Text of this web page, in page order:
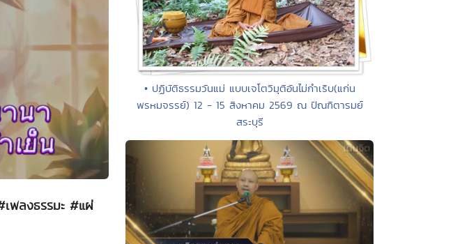
เพลงธรรมะ #แผ่
• ปฏิบัติธรรมวันแม่ แบบเจโตวิมุติอันไม่กำเริบ(แก่น
พรหมจรรย์) 12 - 15 สิงหาคม 2569 ณ ปัณฑิตารมย์
สระบุรี